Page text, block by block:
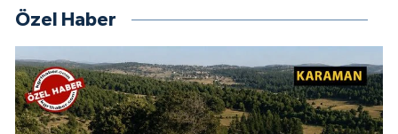
Özel Haber